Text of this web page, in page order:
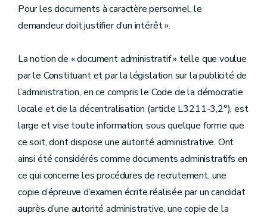
Pour les documents à caractère personnel, le
demandeur doit justifier d’un intérêt ».
La notion de « document administratif » telle que voulue
par le Constituant et par la législation sur la publicité de
l’administration, en ce compris le Code de la démocratie
locale et de la décentralisation (article L3211-3,2°), est
large et vise toute information, sous quelque forme que
ce soit, dont dispose une autorité administrative. Ont
ainsi été considérés comme documents administratifs en
ce qui concerne les procédures de recrutement, une
copie d’épreuve d’examen écrite réalisée par un candidat
auprès d’une autorité administrative, une copie de la